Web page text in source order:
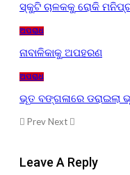
ସ୍କୁଟି ଚାଳକକୁ ରୋକି
ଅପରାଧ
ନାବାଳିକାକୁ ଅପହରଣ
ଅପରାଧ
ଭୂତ ବଙ୍ଗଳାରେ ଡରାଇଲା
PrevNext
Leave A Reply